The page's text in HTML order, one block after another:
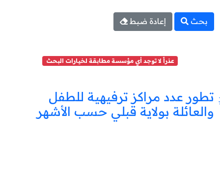
بحث إعادة ضبط
عذراً لا توجد أي مؤسسة مطابقة لخيارات البحث
تطور عدد مراكز ترفيهية للطفل
والعائلة بولاية قبلي حسب الأشهر